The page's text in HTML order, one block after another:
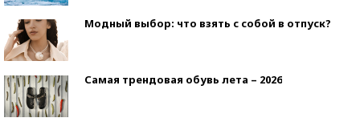
Модный выбор: что взять с собой в отпуск?
Самая трендовая обувь лета – 2026